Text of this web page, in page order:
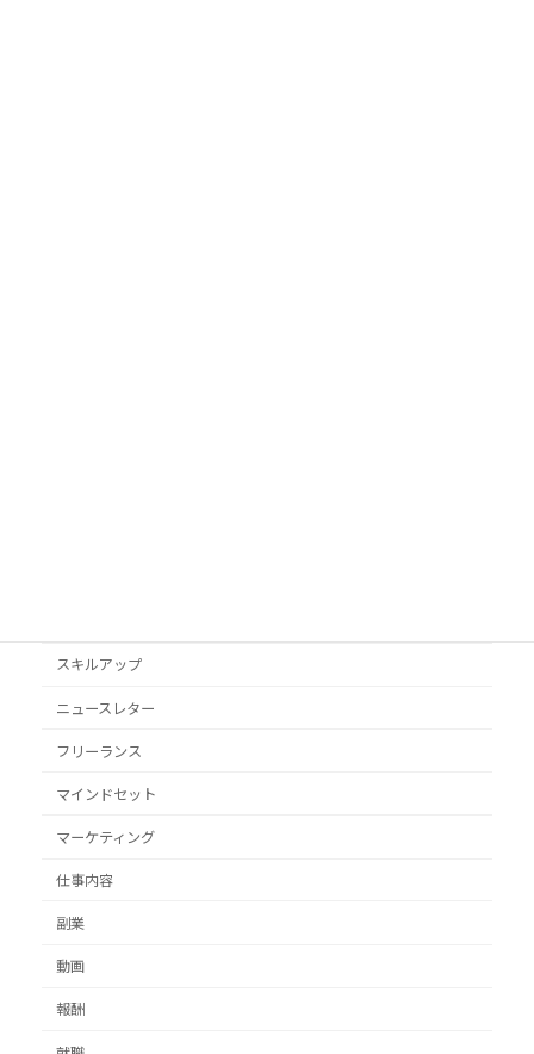
スキルアップ
ニュースレター
フリーランス
マインドセット
マーケティング
仕事内容
副業
動画
報酬